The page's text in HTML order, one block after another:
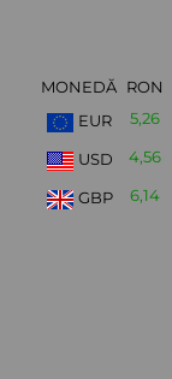
MONEDĂ RON
EUR
5,26
USD 4,56
GBP 6,14